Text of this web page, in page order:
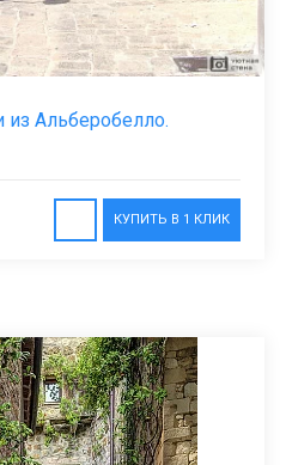
из Альберобелло.
КУПИТЬ В 1 КЛИК